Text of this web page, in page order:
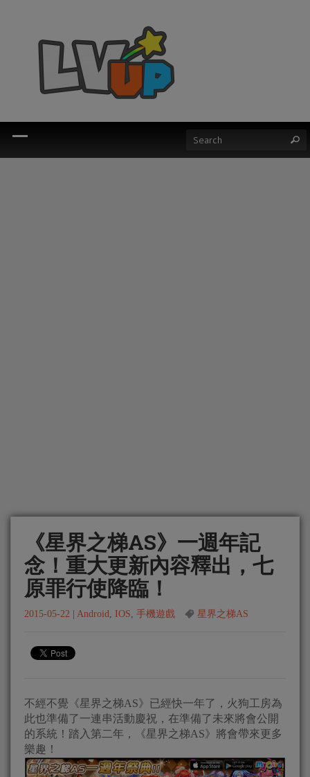
《星界之梯AS》一週年記
念！重大更新內容釋出，七
原罪行使降臨！
2015-05-22 Android, IOS, 手機遊戲 星界之梯AS
不經不覺《星界之梯AS》已經快一年了，火狗工房為
此也準備了一連串活動慶祝，在準備了未來將會公開
的系統！踏入第二年，《星界之梯AS》將會帶來更多
樂趣！